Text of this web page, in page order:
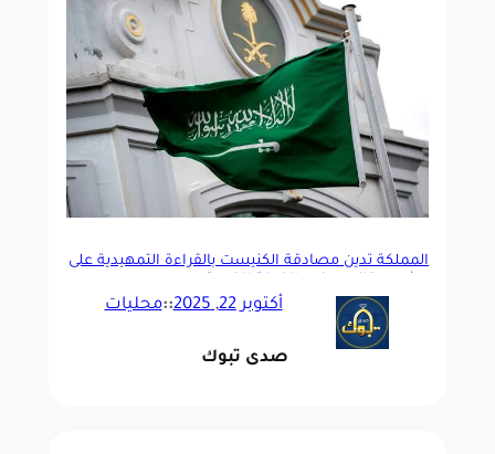
المملكة تدين مصادقة الكنيست بالقراءة التمهيدية على
أكتوبر 22, 2025 ::محليات
صدى تبوك